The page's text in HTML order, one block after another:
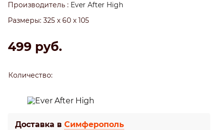
Производитель : Ever After High
Размеры: 325 x 60 x 105
499 руб.
Количество:
Доставка в Симферополь